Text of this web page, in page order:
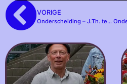
VORIGE
Onderscheiding – J.Th. ter Bogt